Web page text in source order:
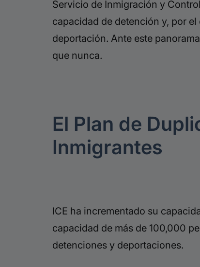
Servicio de Inmigración y
capacidad de detención y, por
deportación. Ante este
que nunca.
El Plan de
Inmigrantes
ICE ha incrementado su
capacidad de más de 100,000
detenciones y deportaciones.